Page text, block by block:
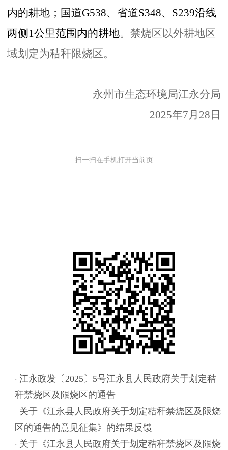
内的耕地；国道G538、省道S348、S239沿线
两侧1公里范围内的耕地。禁烧区以外耕地区
域划定为秸秆限烧区。
永州市生态环境局江永分局
2025年7月28日
扫一扫在手机打开当前页
· 江永政发〔2025〕5号江永县人民政府关于划定秸
秆禁烧区及限烧区的通告
· 关于《江永县人民政府关于划定秸秆禁烧区及限烧
区的通告的意见征集》的结果反馈
· 关于《江永县人民政府关于划定秸秆禁烧区及限烧